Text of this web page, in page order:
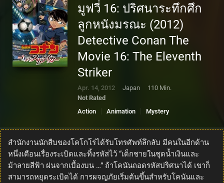
มูฟวี่ 16: ปริศนาระทึกศึก
ลูกหนังมรณะ (2012)
Detective Conan The
Movie 16: The Eleventh
Striker
Apr. 14, 2012 Japan
110 Min.
Not Rated
Action
Animation Mystery
สำนักงานนักสืบของโคโกโร่ได้รับโทรศัพท์ลึกลับ มีคนในอีกด้าน
หนึ่งเตือนเรื่องระเบิดและทิ้งรหัสไว้ “เด็กชายในชุดน้ำเงินและ
ม้าลายสีฟ้า ฝนจากเบื้องบน …” ถ้าโคนันถอดรหัสปริศนาได้ เขาก็
สามารถหยุดระเบิดได้ การผจญภัยเริ่มต้นขึ้นสำหรับโคนันและ